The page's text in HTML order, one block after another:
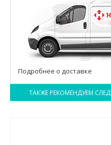
Подробнее о доставке
ТАКЖЕ РЕКОМЕНДУЕМ